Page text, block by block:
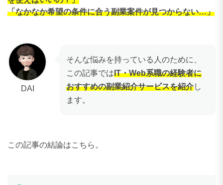
「なかなか希望の条件に合う副業案件が見つからない…」
DAI
そんな悩みを持っている人のために、
この記事ではIT・Web系職の経験者に
おすすめの副業紹介サービスを紹介し
ます。
この記事の結論はこちら。